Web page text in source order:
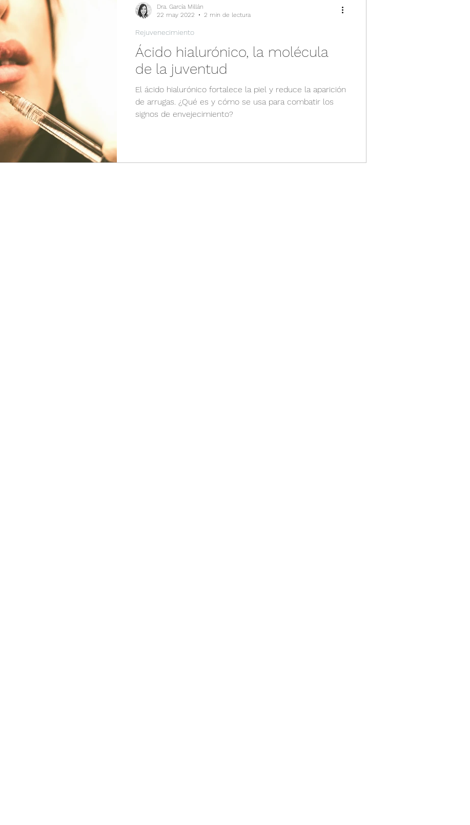
Ácido hialurónico, la molécula
de la juventud
El ácido hialurónico fortalece la piel y reduce la aparición
de arrugas. ¿Qué es y cómo se usa para combatir los
signos de envejecimiento?
Rejuvenecimiento
Dra. García Millán
22 may 2022
2 min de lectura